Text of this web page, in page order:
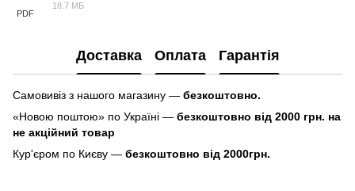
PDF
18.7 МБ
Доставка Оплата Гарантія
Самовивіз з нашого магазину — безкоштовно.
«Новою поштою» по Україні — безкоштовно від 2000 грн. на
не акційний товар
Кур'єром по Києву — безкоштовно від 2000грн.